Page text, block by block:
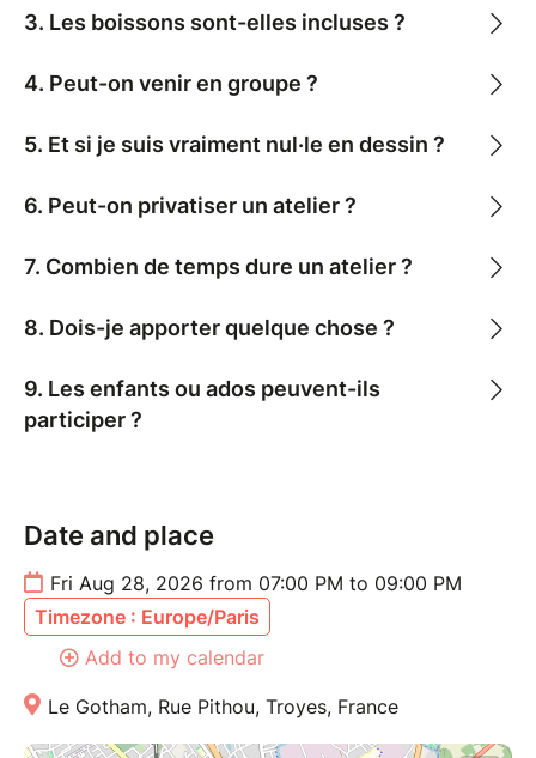
3. Les boissons sont-elles incluses ?
4. Peut-on venir en groupe ?
5. Et si je suis vraiment nul·le en dessin ?
6. Peut-on privatiser un atelier ?
7. Combien de temps dure un atelier ?
8. Dois-je apporter quelque chose ?
9. Les enfants ou ados peuvent-ils
participer ?
Date and place
Fri Aug 28, 2026 from 07:00 PM to 09:00 PM
Timezone : Europe/Paris
Add to my calendar
Le Gotham, Rue Pithou, Troyes, France